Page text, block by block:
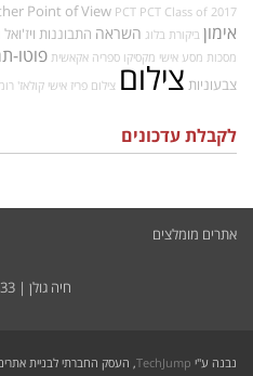
Point of View PCT PCT Class of 2017
אימון ביקורת בלוג השראה התבוננות ויז'ואל
מסכות מסע אישי מקסיקו ספריה אקאשית פוטו-
צבעוניות צילום צילום פריז אישי קולאז'
לקבלת עדכונים
אתרים מומלצים
חיה גולן |
נבנה ע"י TechJump, העסק החברתי לבניית